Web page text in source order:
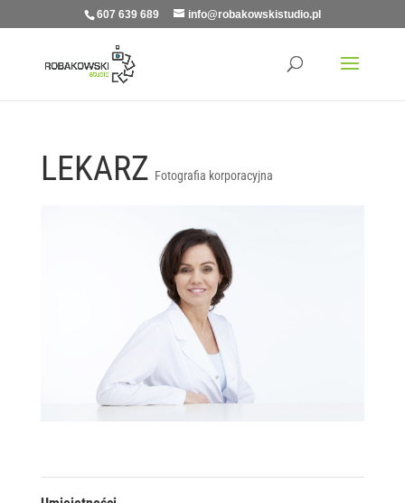
607 639 689 info@robakowskistudio.pl
LEKARZ Fotografia korporacyjna